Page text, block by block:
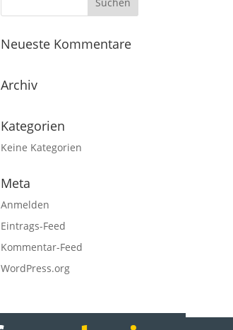
Neueste Kommentare
Archiv
Kategorien
Keine Kategorien
Meta
Anmelden
Eintrags-Feed
Kommentar-Feed
WordPress.org